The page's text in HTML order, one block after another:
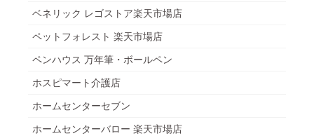
ベネリック レゴストア楽天市場店
ペットフォレスト 楽天市場店
ペンハウス 万年筆・ボールペン
ホスピマート介護店
ホームセンターセブン
ホームセンターバロー 楽天市場店